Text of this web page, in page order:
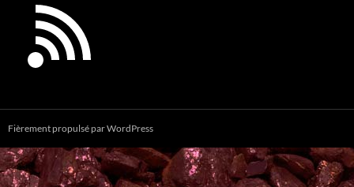
Fièrement propulsé par WordPress